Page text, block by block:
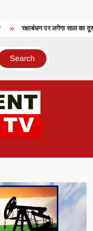
रक्षाबंधन पर लगेगा साल का